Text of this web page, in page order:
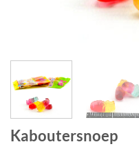
Kaboutersnoep